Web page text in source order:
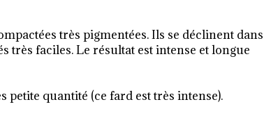
très pigmentées. Ils se déclinent dans
très faciles. Le résultat est intense et longue
quantité (ce fard est très intense).